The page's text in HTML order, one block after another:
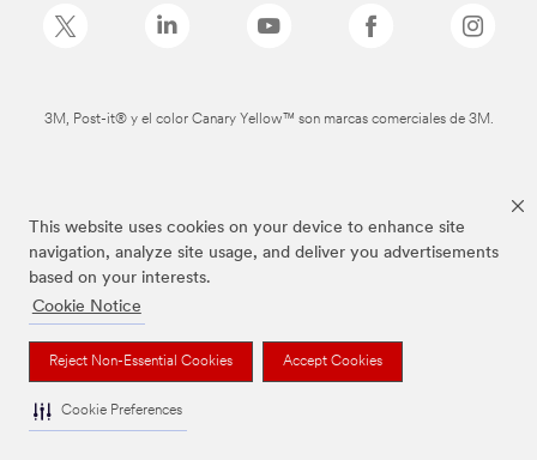
This website uses cookies on your device to enhance site
navigation, analyze site usage, and deliver you advertisements
based on your interests.
Cookie Notice
Reject Non-Essential Cookies Accept Cookies
Cookie Preferences
3M, Post-it® y el color Canary Yellow™ son marcas comerciales de 3M.